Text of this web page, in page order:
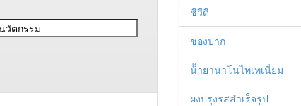
ชีวีดี
ช่องปาก
น้้ายานาโนไทเทเนี่ยม
ผงปรุงรสสำเร็จรูป